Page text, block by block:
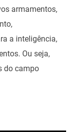
armamentos,
a inteligência,
Ou seja,
do campo